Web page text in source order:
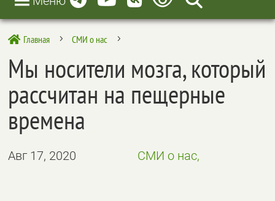
 Главная 5 СМИ о нас 5
Мы носители мозга, который
рассчитан на пещерные
времена
Авг 17, 2020 СМИ о нас,